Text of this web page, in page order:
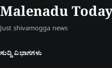
Malenadu
Just shivamogga news
ಸುದ್ದಿ ವಿಭಾಗಗಳು